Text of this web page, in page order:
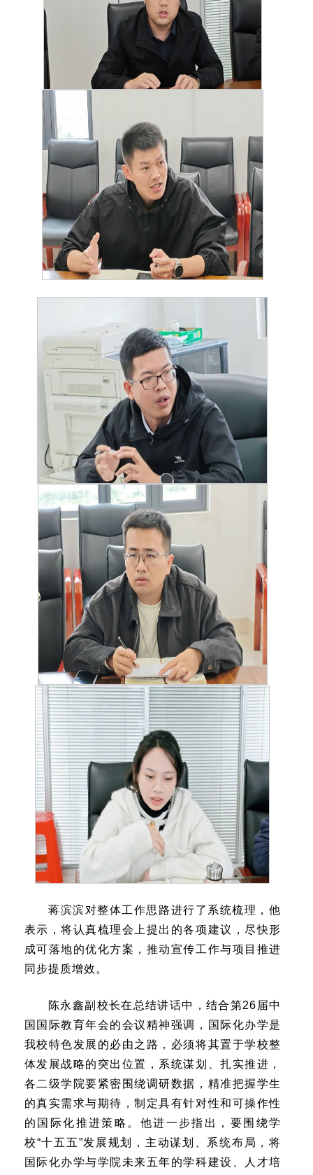
蒋滨滨对整体工作思路进行了系统梳理，他
表示，将认真梳理会上提出的各项建议，尽快形
成可落地的优化方案，推动宣传工作与项目推进
同步提质增效。
陈永鑫副校长在总结讲话中，结合第26届中
国国际教育年会的会议精神强调，国际化办学是
我校特色发展的必由之路，必须将其置于学校整
体发展战略的突出位置，系统谋划、扎实推进，
各二级学院要紧密围绕调研数据，精准把握学生
的真实需求与期待，制定具有针对性和可操作性
的国际化推进策略。他进一步指出，要围绕学
校“十五五”发展规划，主动谋划、系统布局，将
国际化办学与学院未来五年的学科建设、人才培